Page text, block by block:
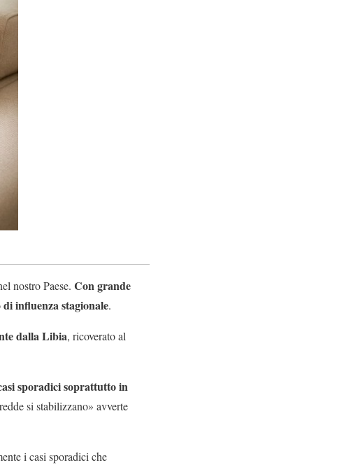
nostro Paese. Con grande
influenza stagionale.
dalla Libia, ricoverato al
sporadici soprattutto in
si stabilizzano» avverte
i casi sporadici che